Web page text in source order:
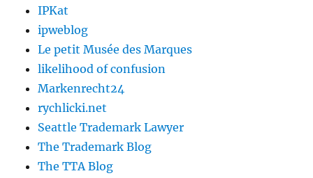
IPKat
ipweblog
Le petit Musée des Marques
likelihood of confusion
Markenrecht24
rychlicki.net
Seattle Trademark Lawyer
The Trademark Blog
The TTA Blog